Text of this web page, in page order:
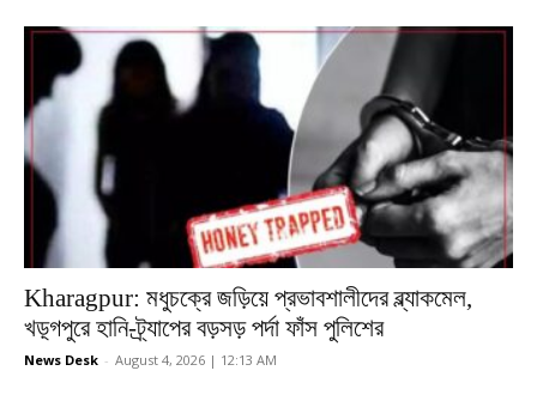
Kharagpur: মধুচক্রে জড়িয়ে প্রভাবশালীদের ব্ল্যাকমেল,
খড়্গপুরে হানি-ট্র্যাপের বড়সড় পর্দা ফাঁস পুলিশের
News Desk - August 4, 2026 | 12:13 AM